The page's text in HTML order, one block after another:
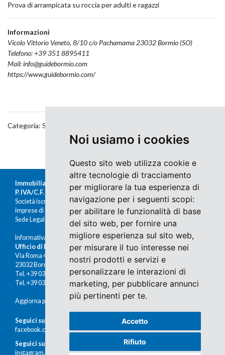
Noi usiamo i cookies
Questo sito web utilizza cookie e
altre tecnologie di tracciamento
per migliorare la tua esperienza di
navigazione per i seguenti scopi:
per abilitare le funzionalità di base
del sito web, per fornire una
migliore esperienza sul sito web,
per misurare il tuo interesse nei
nostri prodotti e servizi e
personalizzare le interazioni di
marketing, per pubblicare annunci
più pertinenti per te.
Accetto
Rifiuto
Prova di arrampicata su roccia per adulti e ragazzi
Informazioni
Vicolo Vittorio Veneto, 8/10 c/o Pachamama 23032 Bormio (SO)
Telefono: +39 351 8895411
Mail: info@guidebormio.com
https://www.guidebormio.com/
Categoria: Sport
Immobiliare Moretti s.r.l.
P. IVA/C.F. 00676380140
Società iscritta al Registro delle
imprese di Sondrio al n.47430
Sede Legale: Via Nazario Sauro 1, Sondrio
Informativa Cookies e Privacy
Ufficio di Bormio
Via Roma 48
23032 Bormio (SO)
Tel. +39 0342 910491
Tel. +39 0342 902672
Aggiorna preferenze cookies
Seguici su Facebook
facebook.com/immobiliaremoretti
Seguici su Instagram
instagram.com/immobiliaremoretti